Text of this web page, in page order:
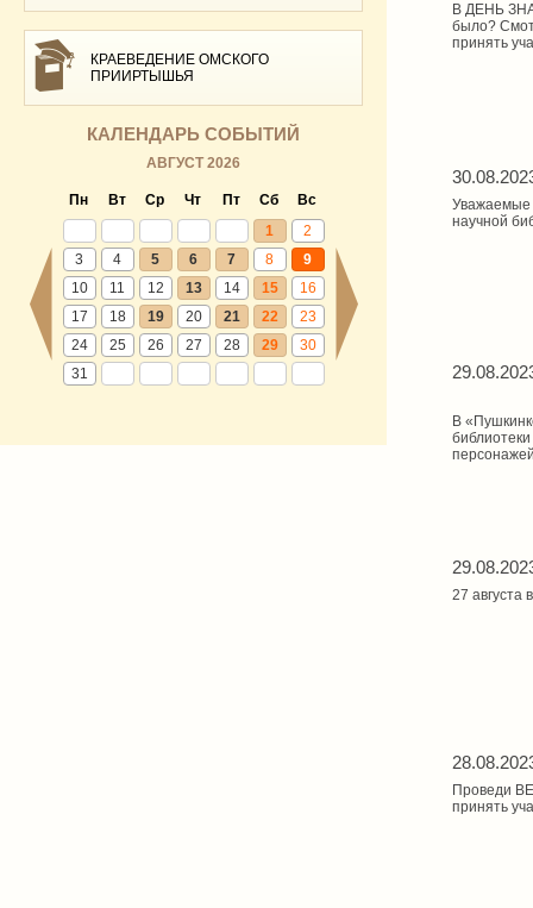
КРАЕВЕДЕНИЕ ОМСКОГО
ПРИИРТЫШЬЯ
КАЛЕНДАРЬ СОБЫТИЙ
АВГУСТ 2026
Пн Вт Ср Чт Пт Сб
Вс
1
2
3
4 5 6 7 8
9
10
11 12 13 14 15
16
17
18 19 20 21 22
23
24
25 26 27 28 29
30
31
В ДЕНЬ
было?
принять
Уважаемые
научной
В
27 августа
Проведи
принять